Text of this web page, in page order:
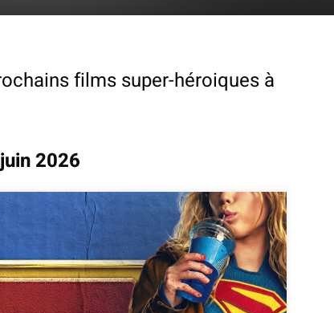
films super-héroiques à
2026